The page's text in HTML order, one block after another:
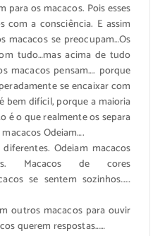
para os macacos. Pois esses
com a consciência. E assim
macacos se preocupam…Os
tudo…mas acima de tudo
macacos pensam…. porque
se encaixar com
bem difícil, porque a maioria
é o que realmente os separa
Odeiam….
Odeiam macacos
Macacos de cores
se sentem sozinhos……
outros macacos para ouvir
querem respostas……